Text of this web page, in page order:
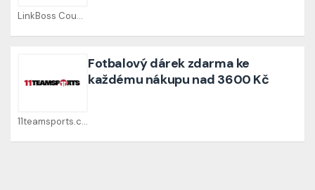
LinkBoss Coupons
11teamsports.cz Coupons
Fotbalový dárek zdarma ke
každému nákupu nad 3600 Kč